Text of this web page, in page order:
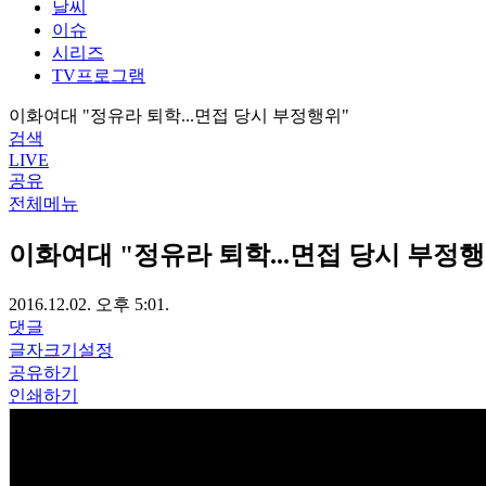
날씨
이슈
시리즈
TV프로그램
이화여대 "정유라 퇴학...면접 당시 부정행위"
검색
LIVE
공유
전체메뉴
이화여대 "정유라 퇴학...면접 당시 부정
2016.12.02. 오후 5:01.
댓글
글자크기설정
공유하기
인쇄하기